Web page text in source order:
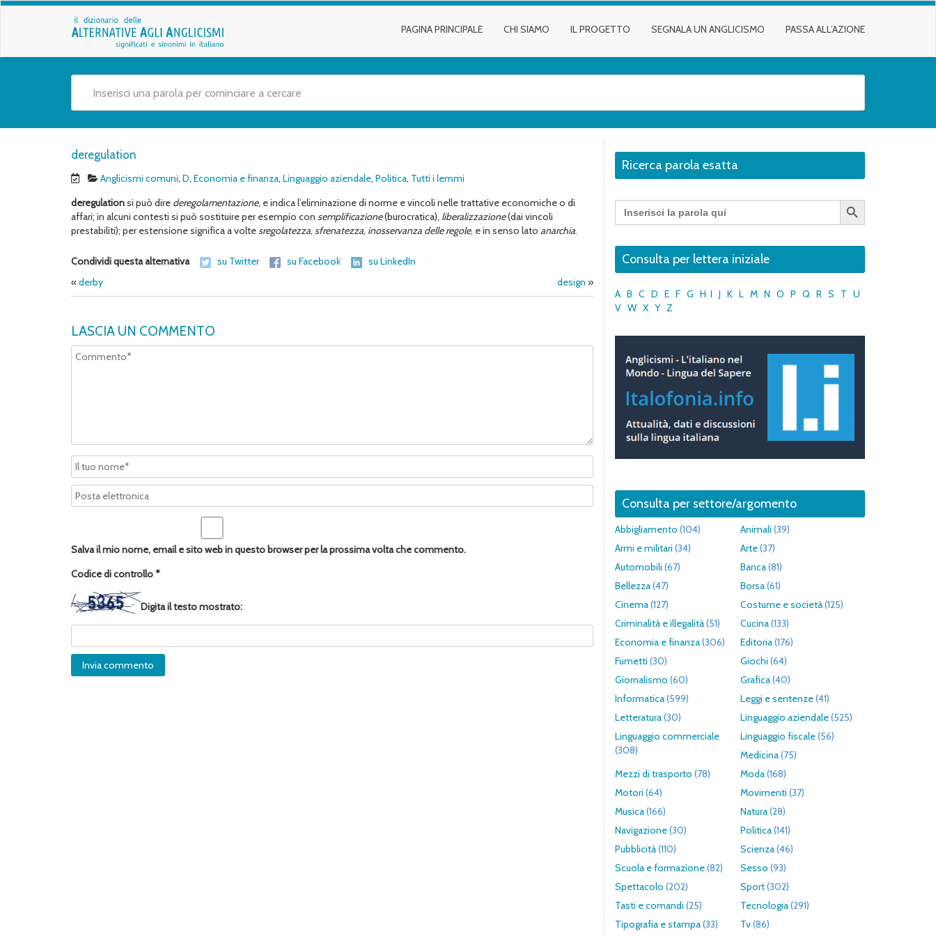
PAGINA PRINCIPALE CHI SIAMO IL PROGETTO SEGNALA UN ANGLICISMO PASSA ALL’AZIONE
deregulation
Anglicismi comuni, D, Economia e finanza, Linguaggio aziendale, Politica, Tutti i lemmi
deregulationsi può dire deregolamentazione, e indica l’eliminazione di norme e vincoli nelle trattative economiche o di
affari; in alcuni contesti si può sostituire per esempio con semplificazione(burocratica), liberalizzazione(dai vincoli
prestabiliti); per estensione significa a voltesregolatezza, sfrenatezza, inosservanza delle regole, e in senso lato anarchia.
Condividi questa alternativa su Twitter su Facebook
su LinkedIn
«derby design »
LASCIA UN COMMENTO
Salva il mio nome, email e sito web in questo browser per la prossima volta che commento.
Codice di controllo*
Digita il testo mostrato:
Ricerca parola esatta
Search
for:
Search Button
Consulta per lettera iniziale
A B C D E F G H I J K L M N O P Q R S T U
V W X Y Z
Consulta per settore/argomento
Abbigliamento (104) Animali (39)
Armi e militari (34) Arte(37)
Automobili (67) Banca(81)
Bellezza(47) Borsa(61)
Cinema(127) Costume e società(125)
Criminalità e illegalità(51) Cucina(133)
Economia e finanza(306) Editoria(176)
Fumetti (30) Giochi (64)
Giornalismo (60) Grafica(40)
Informatica(599) Leggi e sentenze(41)
Letteratura(30) Linguaggio aziendale(525)
Linguaggio commerciale
(308)
Linguaggio fiscale(56)
Medicina(75)
Mezzi di trasporto (78) Moda(168)
Motori (64) Movimenti (37)
Musica(166) Natura(28)
Navigazione(30) Politica(141)
Pubblicità(110) Scienza(46)
Scuola e formazione(82) Sesso (93)
Spettacolo (202) Sport(302)
Tasti e comandi (25) Tecnologia(291)
Tipografia e stampa(33) Tv(86)